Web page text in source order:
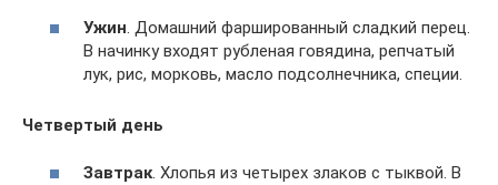
Ужин. Домашний фаршированный сладкий перец.
В начинку входят рубленая говядина, репчатый
лук, рис, морковь, масло подсолнечника, специи.
Четвертый день
Завтрак. Хлопья из четырех злаков с тыквой. В